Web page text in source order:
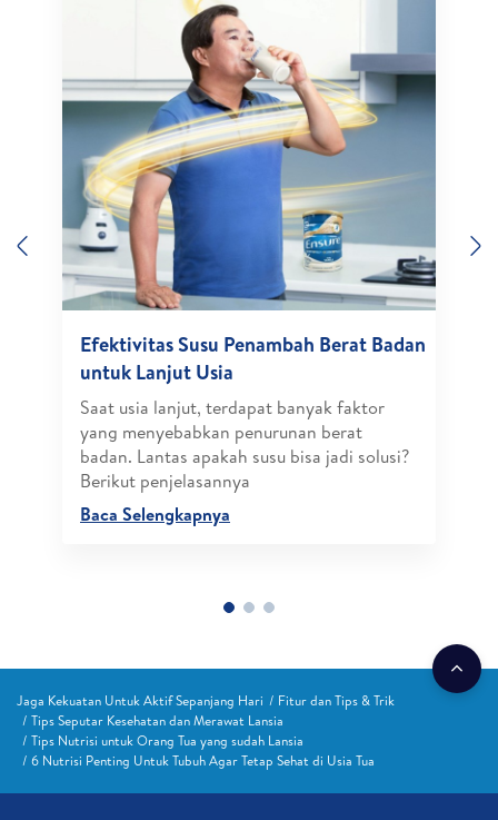
Previous
Efektivitas Susu Penambah Berat Badan
untuk Lanjut Usia
Saat usia lanjut, terdapat banyak faktor
yang menyebabkan penurunan berat
badan. Lantas apakah susu bisa jadi solusi?
Berikut penjelasannya
Baca Selengkapnya
Jaga Kekuatan Untuk Aktif Sepanjang Hari
Fitur dan Tips & Trik
Tips Seputar Kesehatan dan Merawat Lansia
Tips Nutrisi untuk Orang Tua yang sudah Lansia
6 Nutrisi Penting Untuk Tubuh Agar Tetap Sehat di Usia Tua